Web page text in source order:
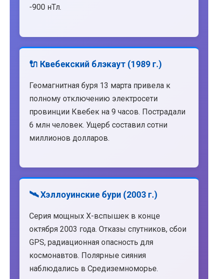
-900 нТл.
🔌 Квебекский блэкаут (1989 г.)
Геомагнитная буря 13 марта привела к
полному отключению электросети
провинции Квебек на 9 часов. Пострадали
6 млн человек. Ущерб составил сотни
миллионов долларов.
🛰️ Хэллоуинские бури (2003 г.)
Серия мощных X-вспышек в конце
октября 2003 года. Отказы спутников, сбои
GPS, радиационная опасность для
космонавтов. Полярные сияния
наблюдались в Средиземноморье.